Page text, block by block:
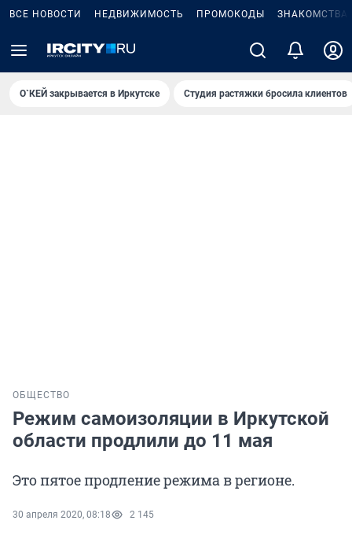
ВСЕ НОВОСТИ НЕДВИЖИМОСТЬ ПРОМОКОДЫ ЗНАКОМСТВА
О`КЕЙ закрывается в Иркутске Студия растяжки бросила клиентов
ОБЩЕСТВО
Режим самоизоляции в Иркутской
области продлили до 11 мая
Это пятое продление режима в регионе.
30 апреля 2020, 08:18 2 145